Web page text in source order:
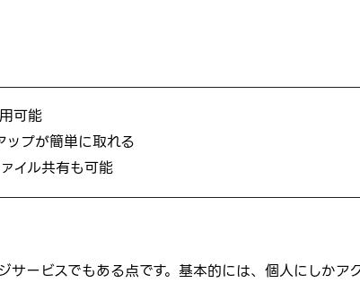
可能
プが簡単に取れる
イル共有も可能
ービスでもある点です。基本的には、個人にしかア